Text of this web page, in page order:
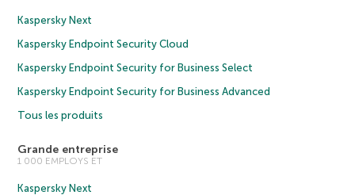
Kaspersky Next
Kaspersky Endpoint Security Cloud
Kaspersky Endpoint Security for Business Select
Kaspersky Endpoint Security for Business Advanced
Tous les produits
Grande entreprise
1 000 EMPLOYS ET
Kaspersky Next